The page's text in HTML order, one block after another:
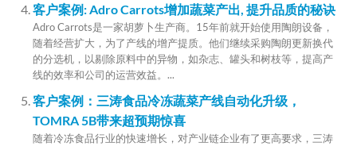
客户案例: Adro Carrots增加蔬菜产出, 提升品质的秘诀
Adro Carrots是一家胡萝卜生产商。15年前就开始使用陶朗设备，
随着经营扩大，为了产线的增产提质。他们继续采购陶朗更新换代
的分选机，以剔除原料中的异物，如杂志、罐头和树枝等，提高产
线的效率和公司的运营效益。...
客户案例：三涛食品冷冻蔬菜产线自动化升级，
TOMRA 5B带来超预期惊喜
随着冷冻食品行业的快速增长，对产业链企业有了更高要求，三涛